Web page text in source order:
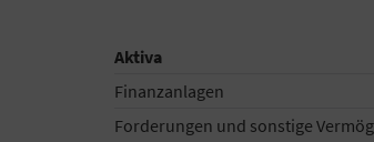
Aktiva
Finanzanlagen
Forderungen und sonstige